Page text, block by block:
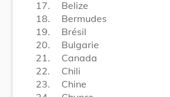
17.
Belize
18.
Bermudes
19.
Brésil
20.
Bulgarie
21.
Canada
22.
Chili
23.
Chine